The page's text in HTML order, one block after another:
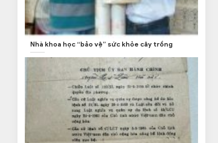
Nhà khoa học “bảo vệ” sức khỏe cây trồng